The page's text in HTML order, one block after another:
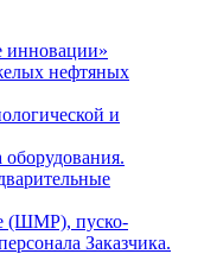
нефтяных
и
оборудования.
(ШМР), пуско-
Заказчика.